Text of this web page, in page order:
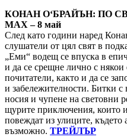
КОНАН О‘БРАЙЪН: ПО
MAX – 8 май
След като години наред
слушатели от цял свят в
„Еми“ водещ се впуска в
и да се срещне лично с някои
почитатели, както и да се
и забележителности. Битки
носия и чупене на световни
щурите приключения, които
повеждат из улиците, където
възможно. ТРЕЙЛЪР